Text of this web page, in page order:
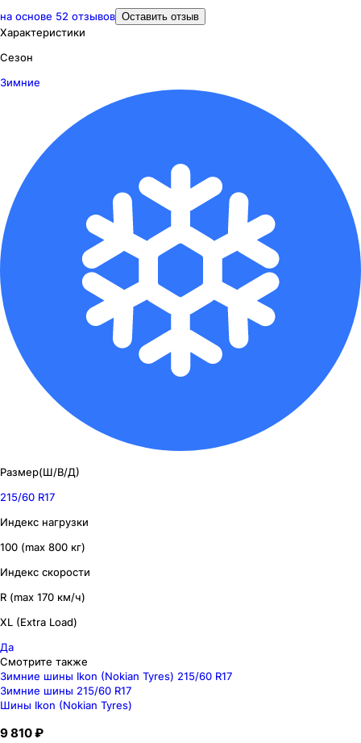
на основе 52 отзывов Оставить отзыв
Характеристики
Сезон
Зимние
Размер(Ш/В/Д)
215/60 R17
Индекс нагрузки
100 (max 800 кг)
Индекс скорости
R (max 170 км/ч)
XL (Extra Load)
Да
Смотрите также
Зимние шины Ikon (Nokian Tyres) 215/60 R17
Зимние шины 215/60 R17
Шины Ikon (Nokian Tyres)
9 810 ₽